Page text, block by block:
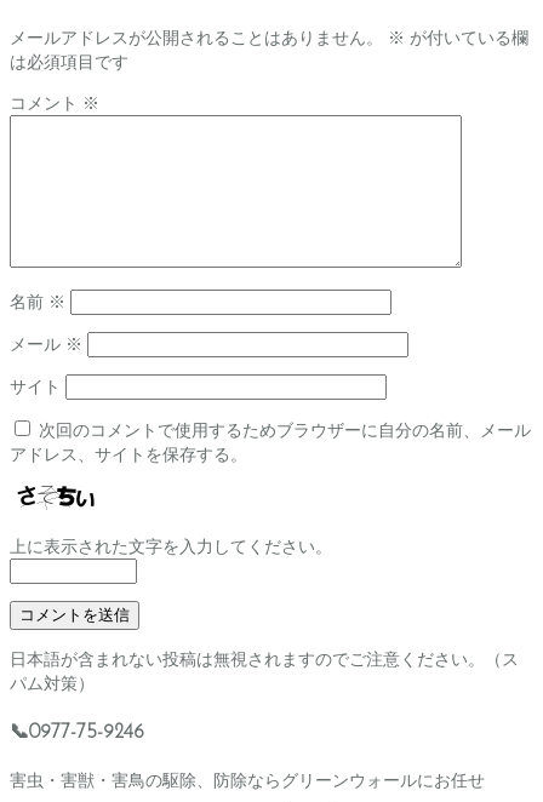
メールアドレスが公開されることはありません。 ※ が付いている欄
は必須項目です
コメント ※
名前 ※
メール ※
サイト
次回のコメントで使用するためブラウザーに自分の名前、メール
アドレス、サイトを保存する。
上に表示された文字を入力してください。
日本語が含まれない投稿は無視されますのでご注意ください。（ス
パム対策）
📞0977-75-9246
害虫・害獣・害鳥の駆除、防除ならグリーンウォールにお任せ